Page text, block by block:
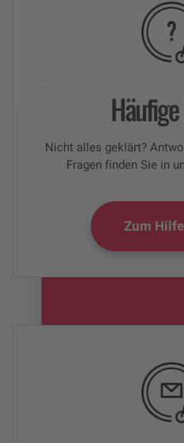
Nicht alles geklärt?
Fragen finden Sie in
Zum